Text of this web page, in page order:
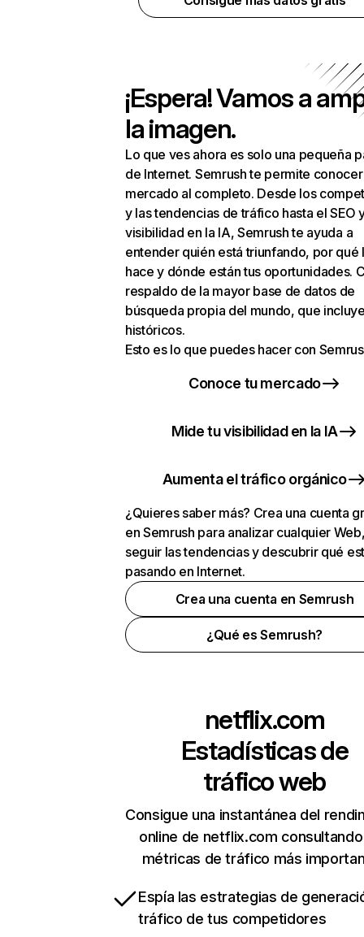
¡Espera! Vamos a
la imagen.
Lo que ves ahora es solo una pequeña
de Internet. Semrush te permite
mercado al completo. Desde los
y las tendencias de tráfico hasta el SEO
visibilidad en la IA, Semrush te ayuda a
entender quién está triunfando, por qué
hace y dónde están tus oportunidades.
respaldo de la mayor base de datos de
búsqueda propia del mundo, que
históricos.
Esto es lo que puedes hacer con
Conoce tu mercado
Mide tu visibilidad en la IA
Aumenta el tráfico orgánico
¿Quieres saber más? Crea una cuenta
en Semrush para analizar cualquier
seguir las tendencias y descubrir qué
pasando en Internet.
Crea una cuenta en Semrush
¿Qué es Semrush?
netflix.com
Estadísticas de
tráfico web
Consigue una instantánea del
online de netflix.com
métricas de tráfico más
Espía las estrategias de
tráfico de tus competidores